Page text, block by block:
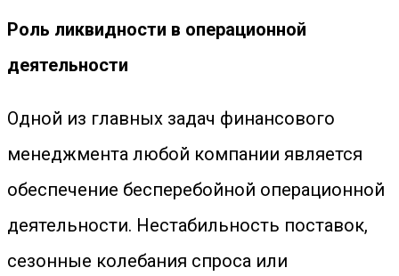
Роль ликвидности в операционной
деятельности
Одной из главных задач финансового
менеджмента любой компании является
обеспечение бесперебойной операционной
деятельности. Нестабильность поставок,
сезонные колебания спроса или